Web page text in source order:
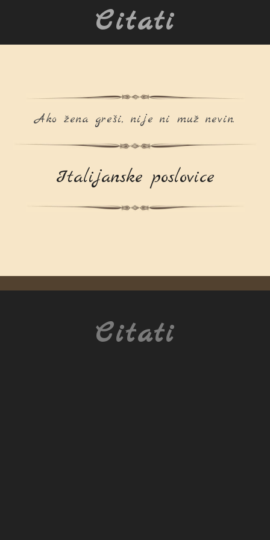
Citati
Ako žena greši, nije ni muž nevin.
Italijanske poslovice
Citati